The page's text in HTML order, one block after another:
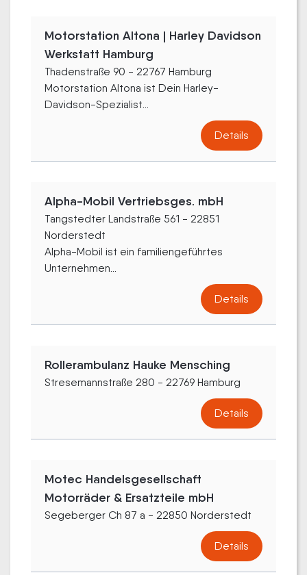
Motorstation Altona | Harley Davidson
Werkstatt Hamburg
Thadenstraße 90 - 22767 Hamburg
Motorstation Altona ist Dein Harley-
Davidson-Spezialist...
Details
Alpha-Mobil Vertriebsges. mbH
Tangstedter Landstraße 561 - 22851
Norderstedt
Alpha-Mobil ist ein familiengeführtes
Unternehmen...
Details
Rollerambulanz Hauke Mensching
Stresemannstraße 280 - 22769 Hamburg
Details
Motec Handelsgesellschaft
Motorräder & Ersatzteile mbH
Segeberger Ch 87 a - 22850 Norderstedt
Details